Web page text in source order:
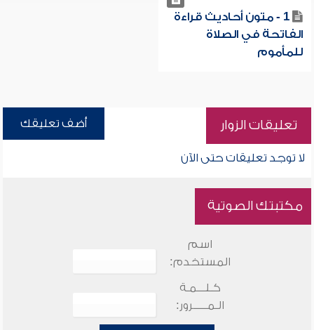
1 - متون أحاديث قراءة
الفاتحة في الصلاة
للمأموم
تعليقات الزوار أضف تعليقك
لا توجد تعليقات حتى الآن
مكتبتك الصوتية
اسم
المستخدم:
كـلـــمـة
الـمـــــرور: